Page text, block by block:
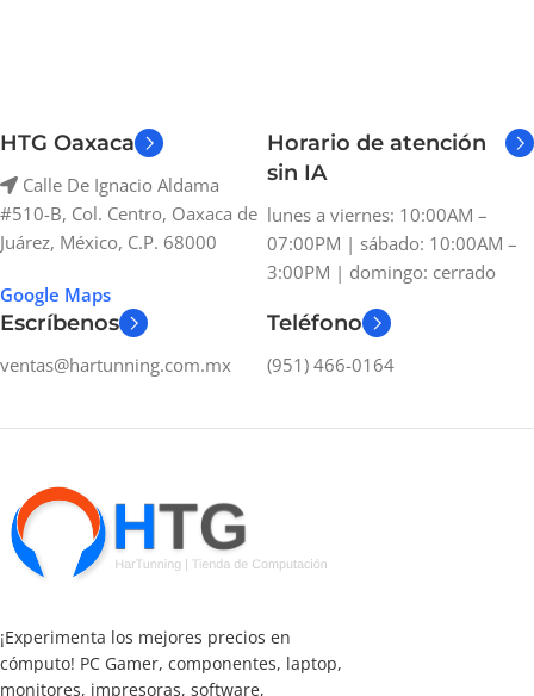
HTG Oaxaca
Calle De Ignacio Aldama
#510-B, Col. Centro, Oaxaca de
Juárez, México, C.P. 68000
Google Maps
Horario de atención
sin IA
lunes a viernes: 10:00AM –
07:00PM | sábado: 10:00AM –
3:00PM | domingo: cerrado
Escríbenos
ventas@hartunning.com.mx
Teléfono
(951) 466-0164
¡Experimenta los mejores precios en
cómputo! PC Gamer, componentes, laptop,
monitores, impresoras, software,